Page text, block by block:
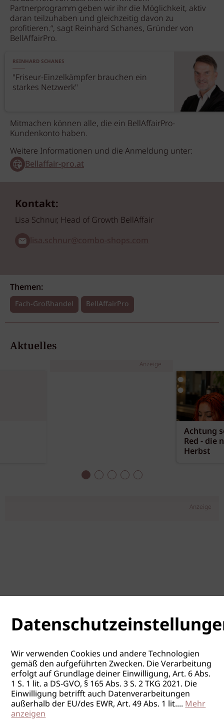
Partnerprogramm geben wir ihr die Möglichkeit, aktiv
daran teilzuhaben und gleichzeitig davon zu
profitieren.“, sagt Reinhard Schanes, Gründer von
BellAffairPro.
REINHARD SCHANES
"Friseur-Einzelkämpfer brauchen ein
starkes Netzwerk"
Mitmachen können alle, die ein BellAffairPro-
Kundenkonto haben.
Weitere Informationen und die Anmeldung unter:
Bellaffair-pro.at
Kontakt:
Lisa Schnur, Head of Growth BellAffair
Themen:
Fach-Großhandel BellAffairPro
Aktuelles
Anzeige
Achtung
Red - die
Herbst
Anzeige
Wir verwenden Cookies und andere Technologien
gemäß den aufgeführten Zwecken. Die Verarbeitung
erfolgt auf Grundlage deiner Einwilligung, Art. 6 Abs.
1 S. 1 lit. a DS-GVO, § 165 Abs. 3 S. 2 TKG 2021. Die
Einwilligung betrifft auch Datenverarbeitungen
außerhalb der EU/des EWR, Art. 49 Abs. 1 lit....Mehr
anzeigen